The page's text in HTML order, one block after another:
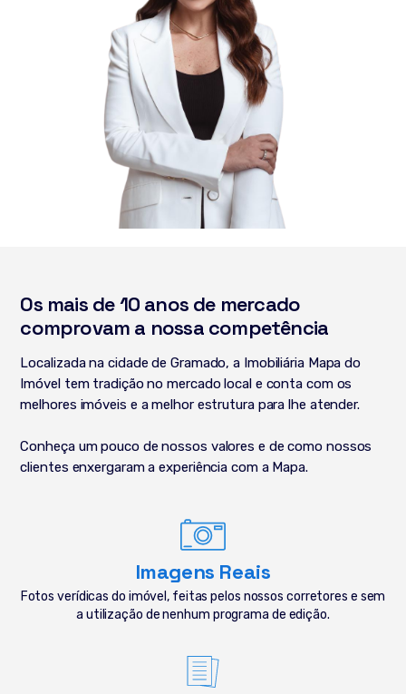
Os mais de 10 anos de mercado
comprovam a nossa competência
Localizada na cidade de Gramado, a Imobiliária Mapa do
Imóvel tem tradição no mercado local e conta com os
melhores imóveis e a melhor estrutura para lhe atender.
Conheça um pouco de nossos valores e de como nossos
clientes enxergaram a experiência com a Mapa.
Imagens Reais
Fotos verídicas do imóvel, feitas pelos nossos corretores e sem
a utilização de nenhum programa de edição.